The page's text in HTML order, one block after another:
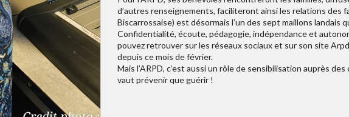
d’autres renseignements, faciliteront ainsi les relations des
Biscarrossaise) est désormais l’un des sept maillons landais
Confidentialité, écoute, pédagogie, indépendance et
pouvez retrouver sur les réseaux sociaux et sur son site
depuis ce mois de février.
Mais l’ARPD, c’est aussi un rôle de sensibilisation auprès
vaut prévenir que guérir !